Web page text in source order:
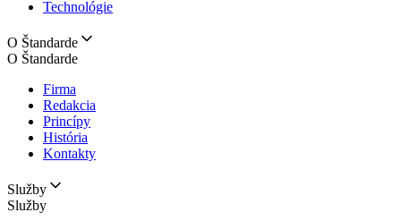
Technológie
O Štandarde
O Štandarde
Firma
Redakcia
Princípy
História
Kontakty
Služby
Služby